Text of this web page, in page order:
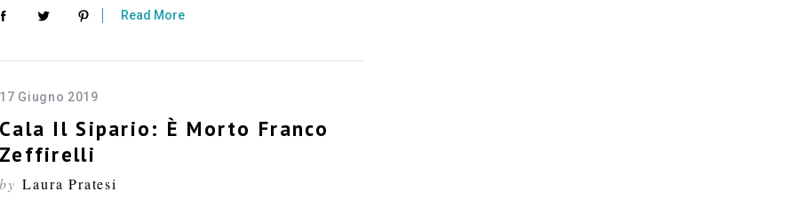
Read More
17 Giugno 2019
Cala Il Sipario: È Morto Franco
Zeffirelli
by Laura Pratesi